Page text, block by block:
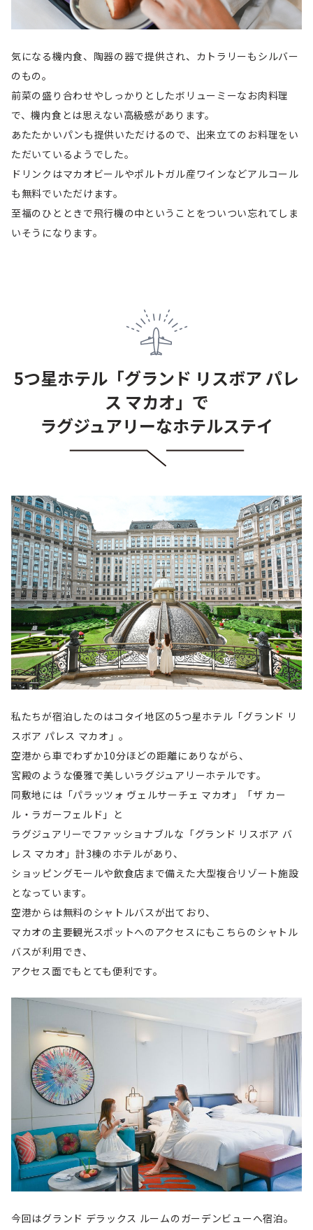
気になる機内食、陶器の器で提供され、カトラリーもシルバー
のもの。
前菜の盛り合わせやしっかりとしたボリューミーなお肉料理
で、機内食とは思えない高級感があります。
あたたかいパンも提供いただけるので、出来立てのお料理をい
ただいているようでした。
ドリンクはマカオビールやポルトガル産ワインなどアルコール
も無料でいただけます。
至福のひとときで飛行機の中ということをついつい忘れてしま
いそうになります。
5つ星ホテル「グランド リスボア パレ
ス マカオ」で
ラグジュアリーなホテルステイ
私たちが宿泊したのはコタイ地区の5つ星ホテル「グランド リ
スボア パレス マカオ」。
空港から車でわずか10分ほどの距離にありながら、
宮殿のような優雅で美しいラグジュアリーホテルです。
同敷地には「パラッツォ ヴェルサーチェ マカオ」「ザ カー
ル・ラガーフェルド」と
ラグジュアリーでファッショナブルな「グランド リスボア バ
レス マカオ」計3棟のホテルがあり、
ショッピングモールや飲食店まで備えた大型複合リゾート施設
となっています。
空港からは無料のシャトルバスが出ており、
マカオの主要観光スポットへのアクセスにもこちらのシャトル
バスが利用でき、
アクセス面でもとても便利です。
今回はグランド デラックス ルームのガーデンビューへ宿泊。